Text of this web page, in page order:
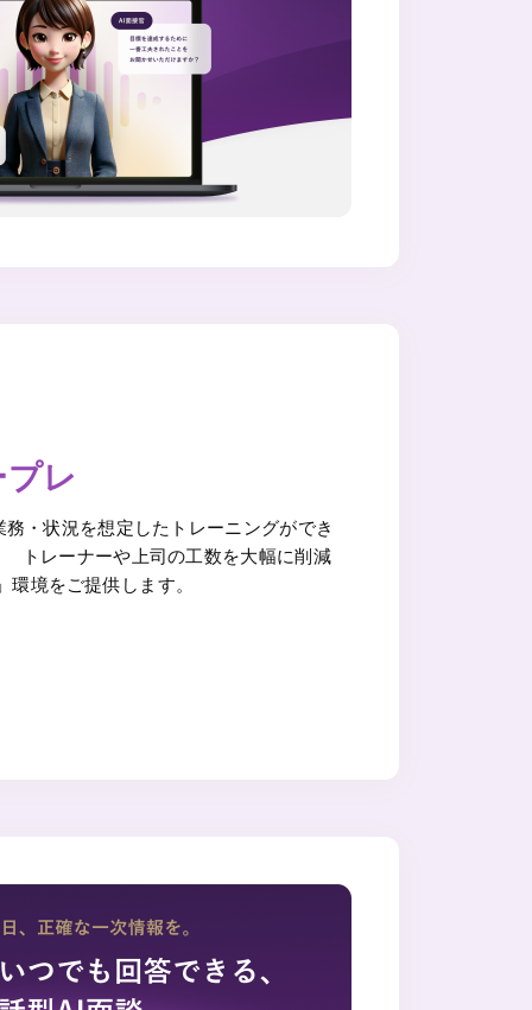
レ
・状況を想定したトレーニングができ
トレーナーや上司の工数を大幅に削減
境をご提供します。